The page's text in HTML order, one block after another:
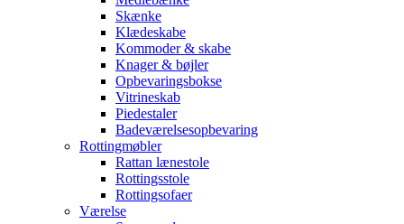
Skænke
Klædeskabe
Kommoder & skabe
Knager & bøjler
Opbevaringsbokse
Vitrineskab
Piedestaler
Badeværelsesopbevaring
Rottingmøbler
Rattan lænestole
Rottingsstole
Rottingsofaer
Værelse